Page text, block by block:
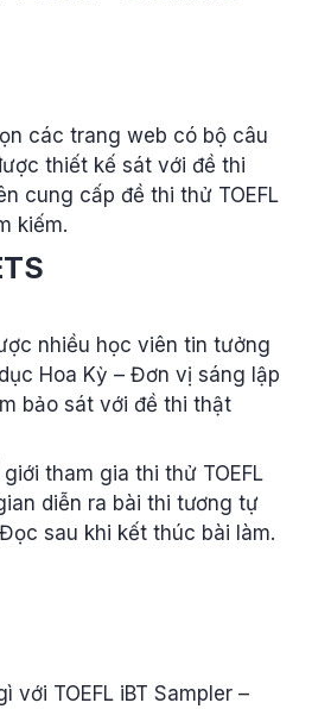
các trang web có bộ câu
thiết kế sát với đề thi
cung cấp đề thi thử TOEFL
kiếm.
nhiều học viên tin tưởng
Hoa Kỳ – Đơn vị sáng lập
bảo sát với đề thi thật
tham gia thi thử TOEFL
diễn ra bài thi tương tự
sau khi kết thúc bài làm.
TOEFL iBT Sampler –